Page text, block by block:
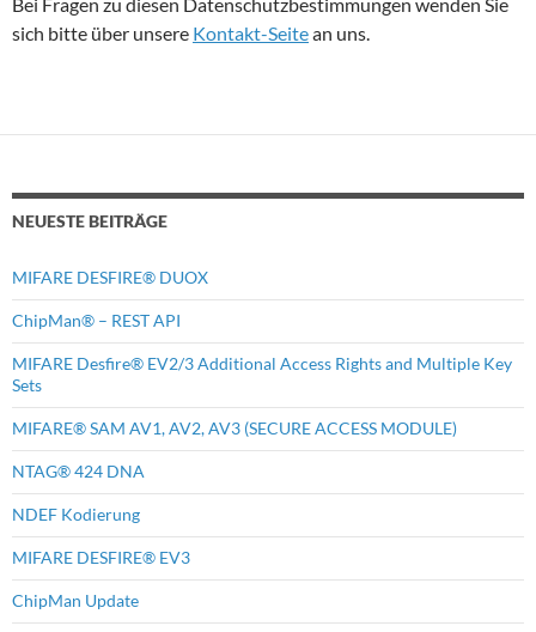
sich bitte über unsere Kontakt-Seitean uns.
NEUESTE BEITRÄGE
MIFARE DESFIRE® DUOX
ChipMan® – REST API
MIFARE Desfire® EV2/3 Additional Access Rights and Multiple Key
Sets
MIFARE® SAM AV1, AV2, AV3 (SECURE ACCESS MODULE)
NTAG® 424 DNA
NDEF Kodierung
MIFARE DESFIRE® EV3
ChipMan Update